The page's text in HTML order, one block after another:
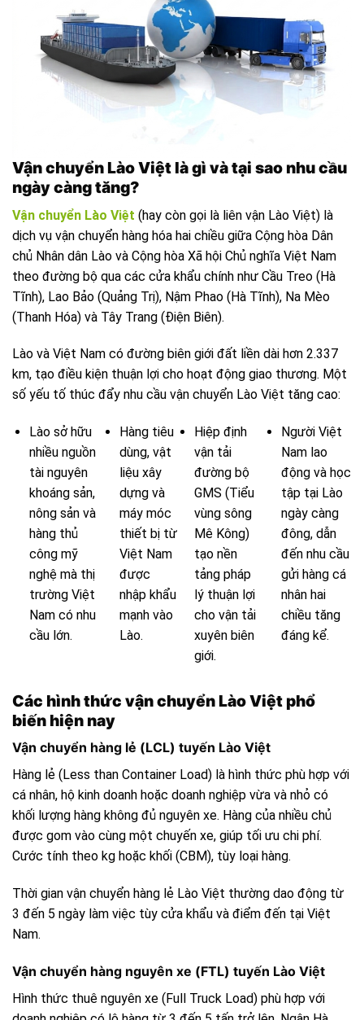
Vận chuyển Lào Việt là gì và tại sao nhu cầu
ngày càng tăng?
Vận chuyển Lào Việt (hay còn gọi là liên vận Lào Việt) là
dịch vụ vận chuyển hàng hóa hai chiều giữa Cộng hòa Dân
chủ Nhân dân Lào và Cộng hòa Xã hội Chủ nghĩa Việt Nam
theo đường bộ qua các cửa khẩu chính như Cầu Treo (Hà
Tĩnh), Lao Bảo (Quảng Trị), Nậm Phao (Hà Tĩnh), Na Mèo
(Thanh Hóa) và Tây Trang (Điện Biên).
Lào và Việt Nam có đường biên giới đất liền dài hơn 2.337
km, tạo điều kiện thuận lợi cho hoạt động giao thương. Một
số yếu tố thúc đẩy nhu cầu vận chuyển Lào Việt tăng cao:
Lào sở hữu
nhiều nguồn
tài nguyên
khoáng sản,
nông sản và
hàng thủ
công mỹ
nghệ mà thị
trường Việt
Nam có nhu
cầu lớn.
Hàng tiêu
dùng, vật
liệu xây
dựng và
máy móc
thiết bị từ
Việt Nam
được
nhập khẩu
mạnh vào
Lào.
Hiệp định
vận tải
đường bộ
GMS (Tiểu
vùng sông
Mê Kông)
tạo nền
tảng pháp
lý thuận lợi
cho vận tải
xuyên biên
giới.
Người Việt
Nam lao
động và học
tập tại Lào
ngày càng
đông, dẫn
đến nhu cầu
gửi hàng cá
nhân hai
chiều tăng
đáng kể.
Các hình thức vận chuyển Lào Việt phổ
biến hiện nay
Vận chuyển hàng lẻ (LCL) tuyến Lào Việt
Hàng lẻ (Less than Container Load) là hình thức phù hợp với
cá nhân, hộ kinh doanh hoặc doanh nghiệp vừa và nhỏ có
khối lượng hàng không đủ nguyên xe. Hàng của nhiều chủ
được gom vào cùng một chuyến xe, giúp tối ưu chi phí.
Cước tính theo kg hoặc khối (CBM), tùy loại hàng.
Thời gian vận chuyển hàng lẻ Lào Việt thường dao động từ
3 đến 5 ngày làm việc tùy cửa khẩu và điểm đến tại Việt
Nam.
Vận chuyển hàng nguyên xe (FTL) tuyến Lào Việt
Hình thức thuê nguyên xe (Full Truck Load) phù hợp với